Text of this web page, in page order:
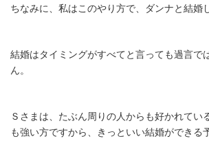
ちなみに、私はこのやり方で、ダンナと結婚
結婚はタイミングがすべてと言っても過言で
ん。
Ｓさまは、たぶん周りの人からも好かれてい
も強い方ですから、きっといい結婚ができる